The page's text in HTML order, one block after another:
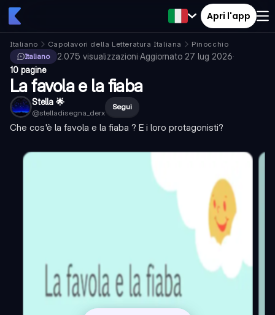
Apri l'app
Italiano Capolavori della Letteratura Italiana
Pinocchio
Italiano
2.075 visualizzazioni·Aggiornato 27 lug 2026·
10 pagine
La favola e la fiaba
Stella 🌟
@stelladisegna_derx
Segui
Che cos'è la favola e la fiaba ? E i loro protagonisti?